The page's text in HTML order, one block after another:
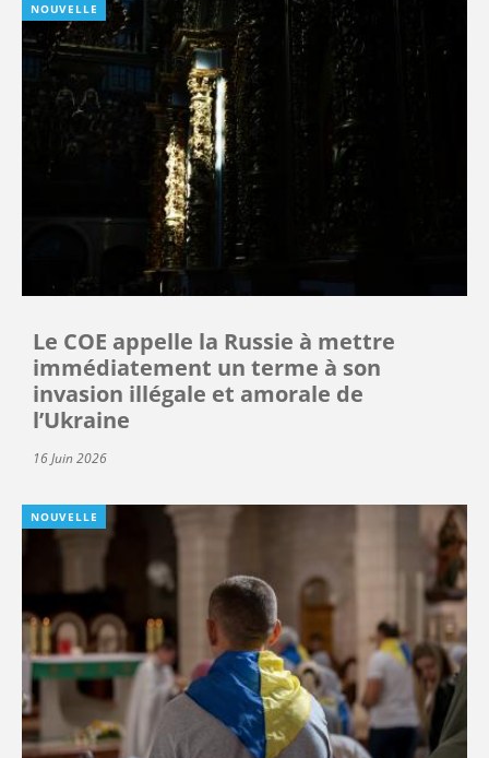
NOUVELLE
Le COE appelle la Russie à mettre
immédiatement un terme à son
invasion illégale et amorale de
l’Ukraine
16 Juin 2026
NOUVELLE